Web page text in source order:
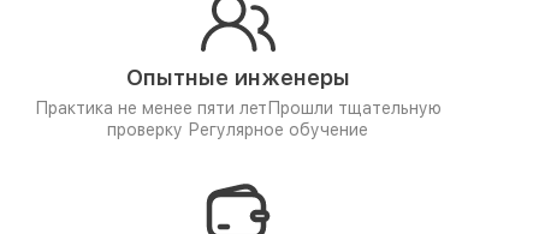
Опытные инженеры
Практика не менее пяти лет Прошли тщательную
проверку Регулярное обучение